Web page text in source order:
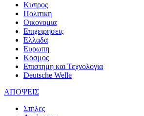
Κυπρος
Πολιτικη
Οικονομια
Επιχειρησεις
Ελλαδα
Ευρωπη
Κοσμος
Επιστημη και Τεχνολογια
Deutsche Welle
ΑΠΟΨΕΙΣ
Στηλες